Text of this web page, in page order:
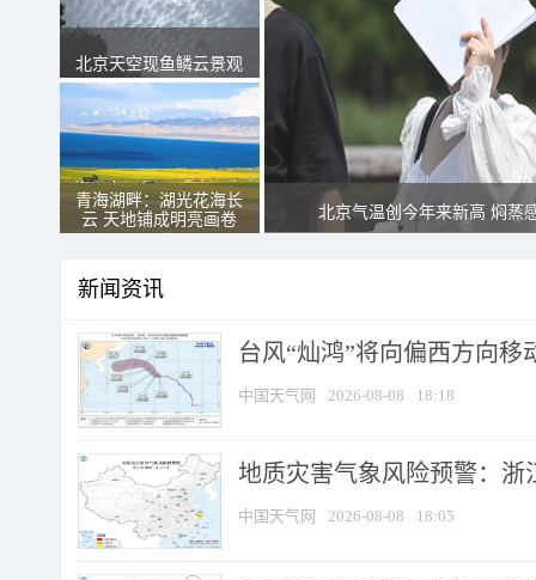
北京天空现鱼鳞云景观
青海湖畔：湖光花海长
云 天地铺成明亮画卷
北京气温创今年来新高 焖蒸
新闻资讯
台风“灿鸿”将向偏西方向移
中国天气网 2026-08-08 18:18
地质灾害气象风险预警：
中国天气网 2026-08-08 18:05